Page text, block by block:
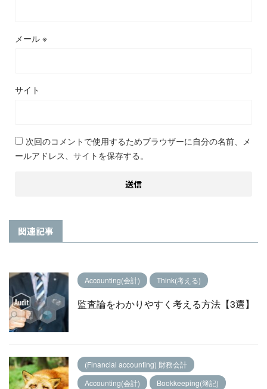
メール ※
サイト
次回のコメントで使用するためブラウザーに自分の名前、メ
ールアドレス、サイトを保存する。
関連記事
Accounting(会計) Think(考える)
監査論をわかりやすく考える方法【3選】
(Financial accounting) 財務会計
Accounting(会計)
Bookkeeping(簿記)